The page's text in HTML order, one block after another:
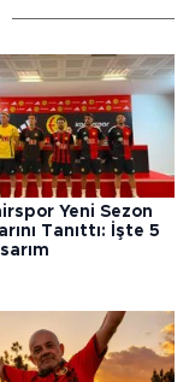
Yeni Sezon
Tanıttı: İşte 5